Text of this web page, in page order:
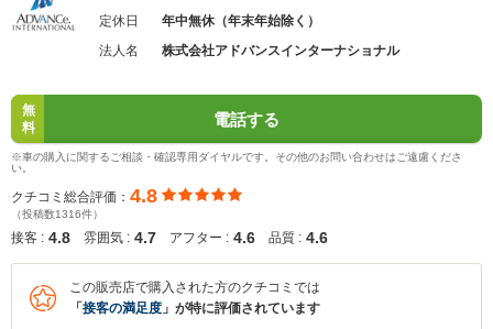
定休日
年中無休（年末年始除く）
法人名
株式会社アドバンスインターナショナル
無
料
電話する
※車の購入に関するご相談・確認専用ダイヤルです。その他のお問い合わせはご遠慮くださ
い。
クチコミ総合評価： 4.8
（投稿数1316件）
接客 : 4.8 雰囲気 : 4.7 アフター : 4.6 品質 : 4.6
この販売店で購入された方のクチコミでは
「 接客の満足度 」が特に評価されています